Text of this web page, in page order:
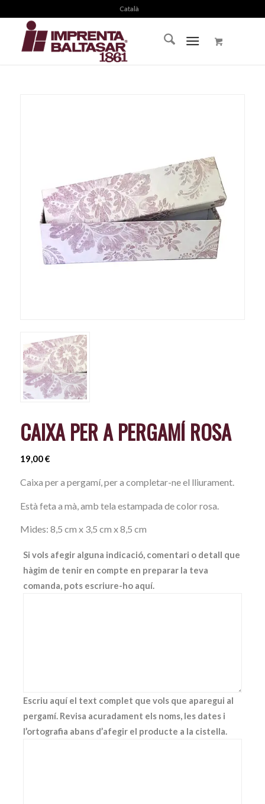
Català
CAIXA PER A PERGAMÍ ROSA
19,00€
Caixa per a pergamí, per a completar-ne el lliurament.
Està feta a mà, amb tela estampada de color rosa.
Mides: 8,5 cm x 3,5 cm x 8,5 cm
Si vols afegir alguna indicació, comentari o detall que
hàgim de tenir en compte en preparar la teva
comanda, pots escriure-ho aquí.
Escriu aquí el text complet que vols que aparegui al
pergamí. Revisa acuradament els noms, les dates i
l’ortografia abans d’afegir el producte a la cistella.